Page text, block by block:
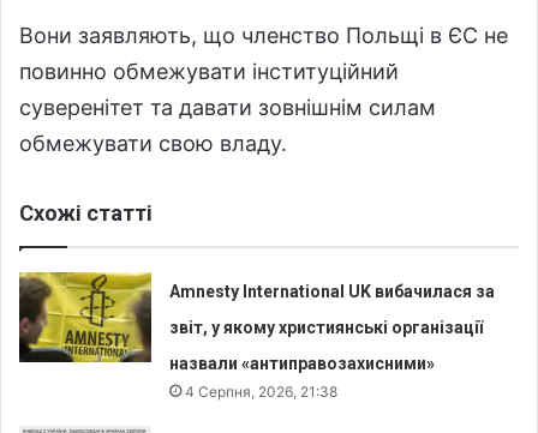
Вони заявляють, що членство Польщі в ЄС не
повинно обмежувати інституційний
суверенітет та давати зовнішнім силам
обмежувати свою владу.
Схожі статті
Amnesty International UK вибачилася за
звіт, у якому християнські організації
назвали «антиправозахисними»
4 Серпня, 2026, 21:38